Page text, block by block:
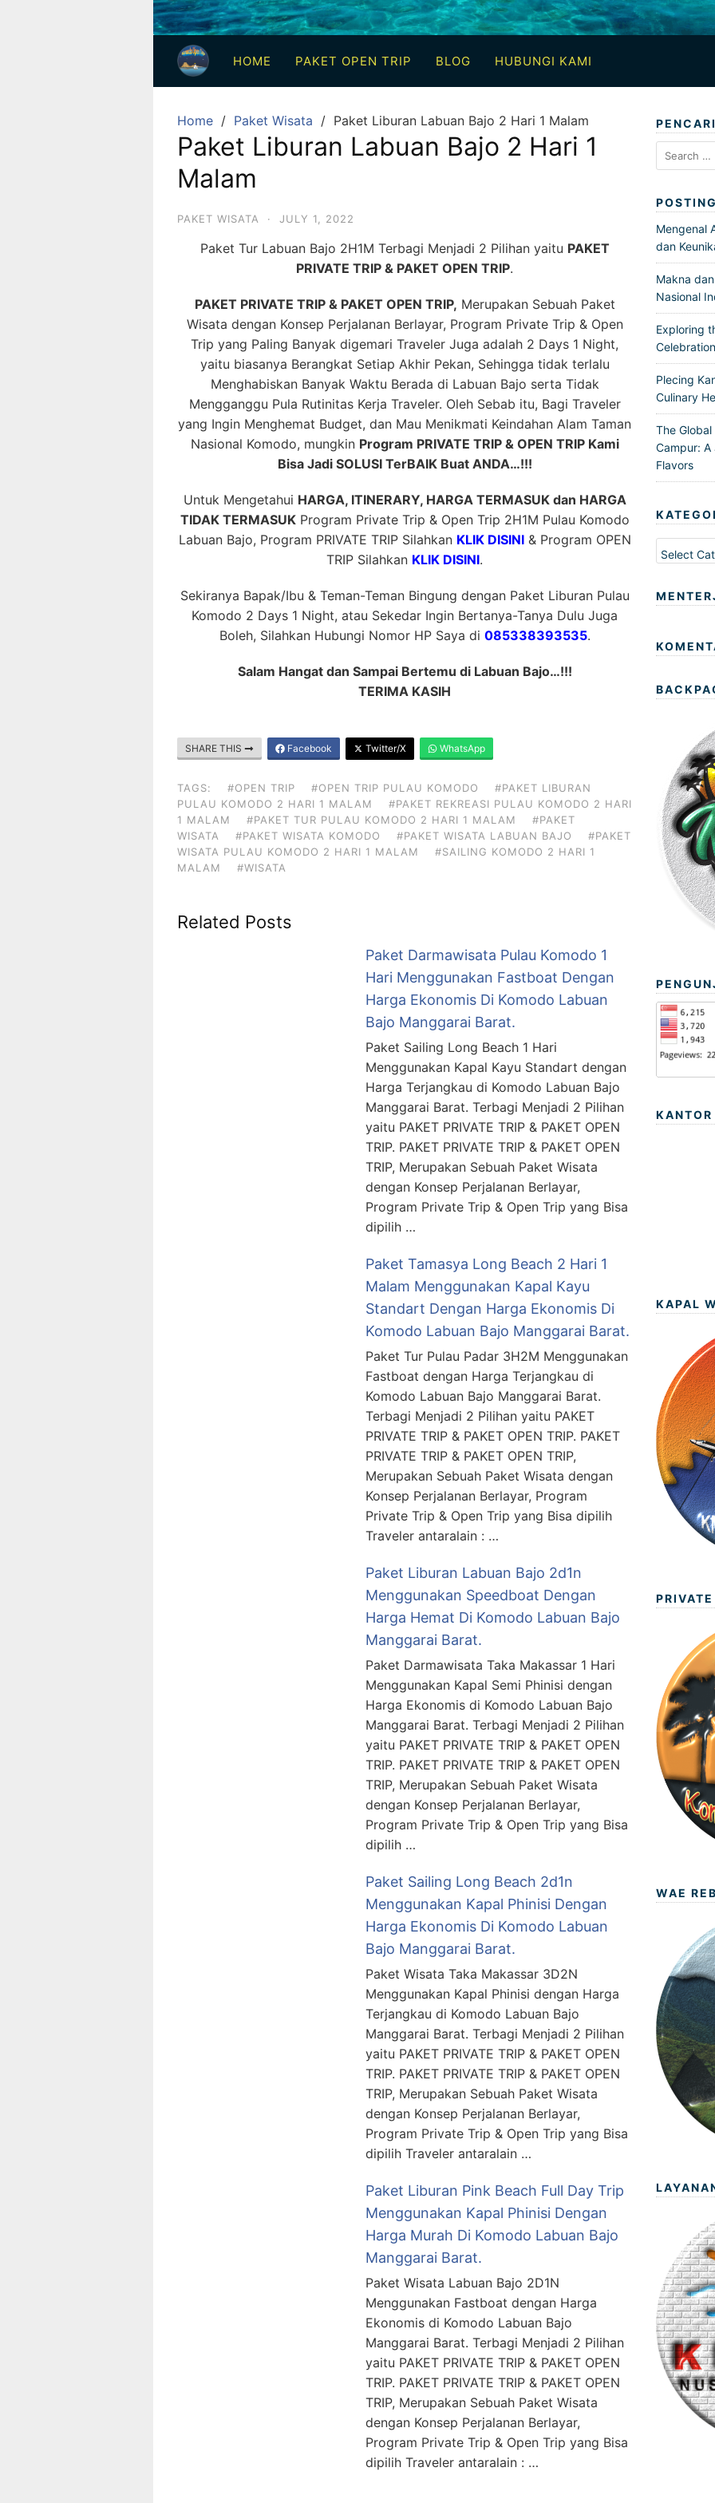
3
Hari
2
Malam,
Hari
1
Malam
1
HOME PAKET OPEN TRIP BLOG HUBUNGI KAMI
Home Paket Wisata Paket Liburan Labuan Bajo 2 Hari 1 Malam
Paket Liburan Labuan Bajo 2 Hari 1
Malam
PAKET WISATA · JULY 1, 2022
Paket Tur Labuan Bajo 2H1M Terbagi Menjadi 2 Pilihan yaitu PAKET
PRIVATE TRIP & PAKET OPEN TRIP.
PAKET PRIVATE TRIP & PAKET OPEN TRIP, Merupakan Sebuah Paket
Wisata dengan Konsep Perjalanan Berlayar, Program Private Trip & Open
Trip yang Paling Banyak digemari Traveler Juga adalah 2 Days 1 Night,
yaitu biasanya Berangkat Setiap Akhir Pekan, Sehingga tidak terlalu
Menghabiskan Banyak Waktu Berada di Labuan Bajo serta Tidak
Mengganggu Pula Rutinitas Kerja Traveler. Oleh Sebab itu, Bagi Traveler
yang Ingin Menghemat Budget, dan Mau Menikmati Keindahan Alam Taman
Nasional Komodo, mungkin Program PRIVATE TRIP & OPEN TRIP Kami
Bisa Jadi SOLUSI TerBAIK Buat ANDA…!!!
Untuk Mengetahui HARGA, ITINERARY, HARGA TERMASUK dan HARGA
TIDAK TERMASUKProgram Private Trip & Open Trip 2H1M Pulau Komodo
Labuan Bajo, Program PRIVATE TRIP Silahkan KLIK DISINI& Program OPEN
TRIP Silahkan KLIK DISINI.
Sekiranya Bapak/Ibu & Teman-Teman Bingung dengan Paket Liburan Pulau
Komodo 2 Days 1 Night, atau Sekedar Ingin Bertanya-Tanya Dulu Juga
Boleh, Silahkan Hubungi Nomor HP Saya di 085338393535.
Salam Hangat dan Sampai Bertemu di Labuan Bajo…!!!
TERIMA KASIH
SHARE THIS Facebook Twitter/X WhatsApp
TAGS: #OPEN TRIP #OPEN TRIP PULAU KOMODO
#PAKET LIBURAN
PULAU KOMODO 2 HARI 1 MALAM
#PAKET REKREASI PULAU KOMODO 2 HARI
1 MALAM
#PAKET TUR PULAU KOMODO 2 HARI 1 MALAM
#PAKET
WISATA
#PAKET WISATA KOMODO #PAKET WISATA LABUAN BAJO
#PAKET
WISATA PULAU KOMODO 2 HARI 1 MALAM
#SAILING KOMODO 2 HARI 1
MALAM
#WISATA
Related Posts
Paket Darmawisata Pulau Komodo 1
Hari Menggunakan Fastboat Dengan
Harga Ekonomis Di Komodo Labuan
Bajo Manggarai Barat.
Paket Sailing Long Beach 1 Hari
Menggunakan Kapal Kayu Standart dengan
Harga Terjangkau di Komodo Labuan Bajo
Manggarai Barat. Terbagi Menjadi 2 Pilihan
yaitu PAKET PRIVATE TRIP & PAKET OPEN
TRIP. PAKET PRIVATE TRIP & PAKET OPEN
TRIP, Merupakan Sebuah Paket Wisata
dengan Konsep Perjalanan Berlayar,
Program Private Trip & Open Trip yang Bisa
dipilih …
Paket Tamasya Long Beach 2 Hari 1
Malam Menggunakan Kapal Kayu
Standart Dengan Harga Ekonomis Di
Komodo Labuan Bajo Manggarai Barat.
Paket Tur Pulau Padar 3H2M Menggunakan
Fastboat dengan Harga Terjangkau di
Komodo Labuan Bajo Manggarai Barat.
Terbagi Menjadi 2 Pilihan yaitu PAKET
PRIVATE TRIP & PAKET OPEN TRIP. PAKET
PRIVATE TRIP & PAKET OPEN TRIP,
Merupakan Sebuah Paket Wisata dengan
Konsep Perjalanan Berlayar, Program
Private Trip & Open Trip yang Bisa dipilih
Traveler antaralain : …
Paket Liburan Labuan Bajo 2d1n
Menggunakan Speedboat Dengan
Harga Hemat Di Komodo Labuan Bajo
Manggarai Barat.
Paket Darmawisata Taka Makassar 1 Hari
Menggunakan Kapal Semi Phinisi dengan
Harga Ekonomis di Komodo Labuan Bajo
Manggarai Barat. Terbagi Menjadi 2 Pilihan
yaitu PAKET PRIVATE TRIP & PAKET OPEN
TRIP. PAKET PRIVATE TRIP & PAKET OPEN
TRIP, Merupakan Sebuah Paket Wisata
dengan Konsep Perjalanan Berlayar,
Program Private Trip & Open Trip yang Bisa
dipilih …
Paket Sailing Long Beach 2d1n
Menggunakan Kapal Phinisi Dengan
Harga Ekonomis Di Komodo Labuan
Bajo Manggarai Barat.
Paket Wisata Taka Makassar 3D2N
Menggunakan Kapal Phinisi dengan Harga
Terjangkau di Komodo Labuan Bajo
Manggarai Barat. Terbagi Menjadi 2 Pilihan
yaitu PAKET PRIVATE TRIP & PAKET OPEN
TRIP. PAKET PRIVATE TRIP & PAKET OPEN
TRIP, Merupakan Sebuah Paket Wisata
dengan Konsep Perjalanan Berlayar,
Program Private Trip & Open Trip yang Bisa
dipilih Traveler antaralain …
Paket Liburan Pink Beach Full Day Trip
Menggunakan Kapal Phinisi Dengan
Harga Murah Di Komodo Labuan Bajo
Manggarai Barat.
Paket Wisata Labuan Bajo 2D1N
Menggunakan Fastboat dengan Harga
Ekonomis di Komodo Labuan Bajo
Manggarai Barat. Terbagi Menjadi 2 Pilihan
yaitu PAKET PRIVATE TRIP & PAKET OPEN
TRIP. PAKET PRIVATE TRIP & PAKET OPEN
TRIP, Merupakan Sebuah Paket Wisata
dengan Konsep Perjalanan Berlayar,
Program Private Trip & Open Trip yang Bisa
dipilih Traveler antaralain : …
Search
for:
Mengenal
dan
Makna
Nasional
Exploring
Plecing
Culinary
The
Campur: A
Flavors
Kategori
KANTOR
KAPAL
WAE